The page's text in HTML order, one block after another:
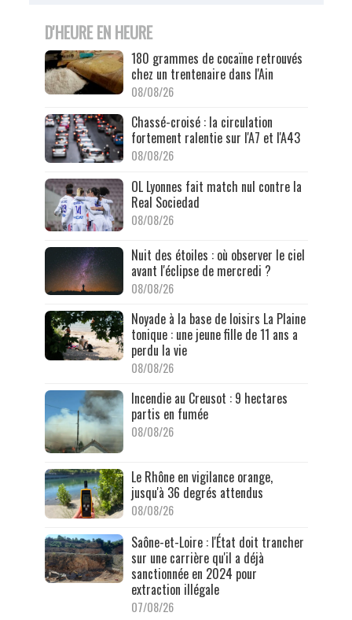
D'HEURE EN HEURE
180 grammes de cocaïne retrouvés
chez un trentenaire dans l'Ain
08/08/26
Chassé-croisé : la circulation
fortement ralentie sur l'A7 et l'A43
08/08/26
OL Lyonnes fait match nul contre la
Real Sociedad
08/08/26
Nuit des étoiles : où observer le ciel
avant l'éclipse de mercredi ?
08/08/26
Noyade à la base de loisirs La Plaine
tonique : une jeune fille de 11 ans a
perdu la vie
08/08/26
Incendie au Creusot : 9 hectares
partis en fumée
08/08/26
Le Rhône en vigilance orange,
jusqu'à 36 degrés attendus
08/08/26
Saône-et-Loire : l'État doit trancher
sur une carrière qu'il a déjà
sanctionnée en 2024 pour
extraction illégale
07/08/26